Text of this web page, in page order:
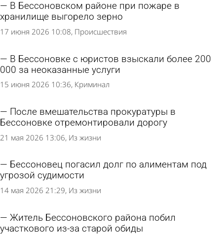
В Бессоновском районе при пожаре в
хранилище выгорело зерно
17 июня 2026 10:08 Происшествия
В Бессоновке с юристов взыскали более 200
000 за неоказанные услуги
15 июня 2026 10:36 Криминал
После вмешательства прокуратуры в
Бессоновке отремонтировали дорогу
21 мая 2026 13:06 Из жизни
Бессоновец погасил долг по алиментам под
угрозой судимости
14 мая 2026 21:29 Из жизни
Житель Бессоновского района побил
участкового из-за старой обиды